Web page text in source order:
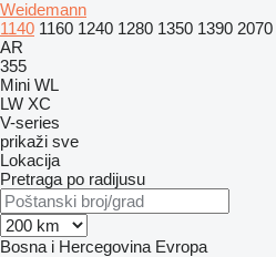
Weidemann
1140 1160 1240 1280 1350 1390 2070
AR
355
Mini WL
LW XC
V-series
prikaži sve
Lokacija
Pretraga po radijusu
Bosna i Hercegovina Evropa